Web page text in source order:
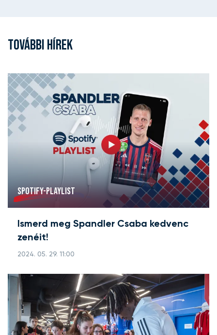
TOVÁBBI HÍREK
SPOTIFY-PLAYLIST
Ismerd meg Spandler Csaba kedvenc
zenéit!
2024. 05. 29. 11:00